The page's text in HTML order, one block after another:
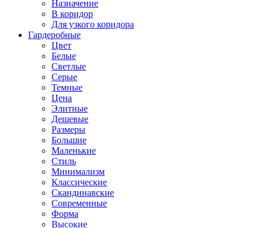
Назначение
В коридор
Для узкого коридора
Гардеробные
Цвет
Белые
Светлые
Серые
Темные
Цена
Элитные
Дешевые
Размеры
Большие
Маленькие
Стиль
Минимализм
Классические
Скандинавские
Современные
Форма
Высокие